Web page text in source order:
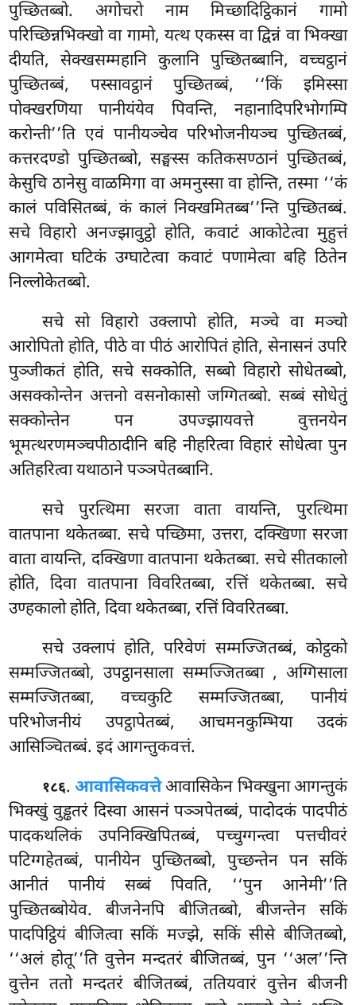
पुच्छितब्बो. अगोचरो नाम मिच्छादिट्ठिकानं गामो
परिच्छिन्नभिक्खो वा गामो, यत्थ एकस्स वा द्विन्नं वा भिक्खा
दीयति, सेक्खसम्महानि कुलानि पुच्छितब्बानि, वच्चट्ठानं
पुच्छितब्बं, पस्सावट्ठानं पुच्छितब्बं, ‘‘किं इमिस्सा
पोक्खरणिया पानीयंयेव पिवन्ति, नहानादिपरिभोगम्पि
करोन्ती’’ति एवं पानीयञ्चेव परिभोजनीयञ्च पुच्छितब्बं,
कत्तरदण्डो पुच्छितब्बो, सङ्घस्स कतिकसण्ठानं पुच्छितब्बं,
केसुचि ठानेसु वाळमिगा वा अमनुस्सा वा होन्ति, तस्मा ‘‘कं
कालं पविसितब्बं, कं कालं निक्खमितब्ब’’न्ति पुच्छितब्बं.
सचे विहारो अनज्झावुट्ठो होति, कवाटं आकोटेत्वा मुहुत्तं
आगमेत्वा घटिकं उग्घाटेत्वा कवाटं पणामेत्वा बहि ठितेन
निल्लोकेतब्बो.
सचे सो विहारो उक्लापो होति, मञ्चे वा मञ्चो
आरोपितो होति, पीठे वा पीठं आरोपितं होति, सेनासनं उपरि
पुञ्जीकतं होति, सचे सक्कोति, सब्बो विहारो सोधेतब्बो,
असक्कोन्तेन अत्तनो वसनोकासो जग्गितब्बो. सब्बं सोधेतुं
सक्कोन्तेन पन उपज्झायवत्ते वुत्तनयेन
भूमत्थरणमञ्चपीठादीनि बहि नीहरित्वा विहारं सोधेत्वा पुन
अतिहरित्वा यथाठाने पञ्ञपेतब्बानि.
सचे पुरत्थिमा सरजा वाता वायन्ति, पुरत्थिमा
वातपाना थकेतब्बा. सचे पच्छिमा, उत्तरा, दक्खिणा सरजा
वाता वायन्ति, दक्खिणा वातपाना थकेतब्बा. सचे सीतकालो
होति, दिवा वातपाना विवरितब्बा, रत्तिं थकेतब्बा. सचे
उण्हकालो होति, दिवा थकेतब्बा, रत्तिं विवरितब्बा.
सचे उक्लापं होति, परिवेणं सम्मज्जितब्बं, कोट्ठको
सम्मज्जितब्बो, उपट्ठानसाला सम्मज्जितब्बा , अग्गिसाला
सम्मज्जितब्बा, वच्चकुटि सम्मज्जितब्बा, पानीयं
परिभोजनीयं उपट्ठापेतब्बं, आचमनकुम्भिया उदकं
आसिञ्चितब्बं. इदं आगन्तुकवत्तं.
१८६.आवासिकवत्तेआवासिकेन भिक्खुना आगन्तुकं
भिक्खुं वुड्ढतरं दिस्वा आसनं पञ्ञपेतब्बं, पादोदकं पादपीठं
पादकथलिकं उपनिक्खिपितब्बं, पच्चुग्गन्त्वा पत्तचीवरं
पटिग्गहेतब्बं, पानीयेन पुच्छितब्बो, पुच्छन्तेन पन सकिं
आनीतं पानीयं सब्बं पिवति, ‘‘पुन आनेमी’’ति
पुच्छितब्बोयेव. बीजनेनपि बीजितब्बो, बीजन्तेन सकिं
पादपिट्ठियं बीजित्वा सकिं मज्झे, सकिं सीसे बीजितब्बो,
‘‘अलं होतू’’ति वुत्तेन मन्दतरं बीजितब्बं, पुन ‘‘अल’’न्ति
वुत्तेन ततो मन्दतरं बीजितब्बं, ततियवारं वुत्तेन बीजनी